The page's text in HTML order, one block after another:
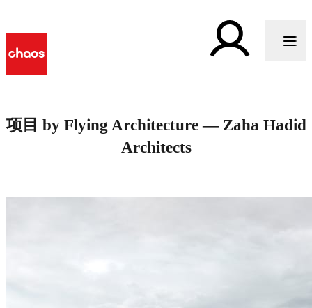
项目 by Flying Architecture — Zaha Hadid
Architects